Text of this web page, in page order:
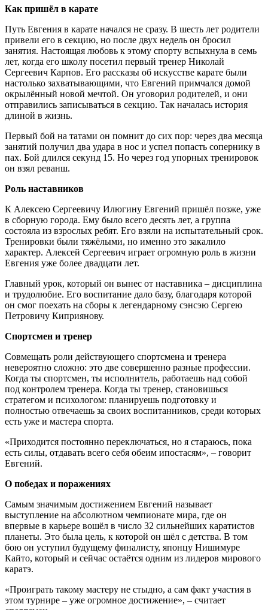
Как пришёл в карате
Путь Евгения в карате начался не сразу. В шесть лет родители
привели его в секцию, но после двух недель он бросил
занятия. Настоящая любовь к этому спорту вспыхнула в семь
лет, когда его школу посетил первый тренер Николай
Сергеевич Карпов. Его рассказы об искусстве карате были
настолько захватывающими, что Евгений примчался домой
окрылённый новой мечтой. Он уговорил родителей, и они
отправились записываться в секцию. Так началась история
длиной в жизнь.
Первый бой на татами он помнит до сих пор: через два месяца
занятий получил два удара в нос и успел попасть сопернику в
пах. Бой длился секунд 15. Но через год упорных тренировок
он взял реванш.
Роль наставников
К Алексею Сергеевичу Илюгину Евгений пришёл позже, уже
в сборную города. Ему было всего десять лет, а группа
состояла из взрослых ребят. Его взяли на испытательный срок.
Тренировки были тяжёлыми, но именно это закалило
характер. Алексей Сергеевич играет огромную роль в жизни
Евгения уже более двадцати лет.
Главный урок, который он вынес от наставника – дисциплина
и трудолюбие. Его воспитание дало базу, благодаря которой
он смог поехать на сборы к легендарному сэнсэю Сергею
Петровичу Киприянову.
Спортсмен и тренер
Совмещать роли действующего спортсмена и тренера
невероятно сложно: это две совершенно разные профессии.
Когда ты спортсмен, ты исполнитель, работаешь над собой
под контролем тренера. Когда ты тренер, становишься
стратегом и психологом: планируешь подготовку и
полностью отвечаешь за своих воспитанников, среди которых
есть уже и мастера спорта.
«Приходится постоянно переключаться, но я стараюсь, пока
есть силы, отдавать всего себя обеим ипостасям», – говорит
Евгений.
О победах и поражениях
Самым значимым достижением Евгений называет
выступление на абсолютном чемпионате мира, где он
впервые в карьере вошёл в число 32 сильнейших каратистов
планеты. Это была цель, к которой он шёл с детства. В том
бою он уступил будущему финалисту, японцу Нишимуре
Кайто, который и сейчас остаётся одним из лидеров мирового
каратэ.
«Проиграть такому мастеру не стыдно, а сам факт участия в
этом турнире – уже огромное достижение», – считает